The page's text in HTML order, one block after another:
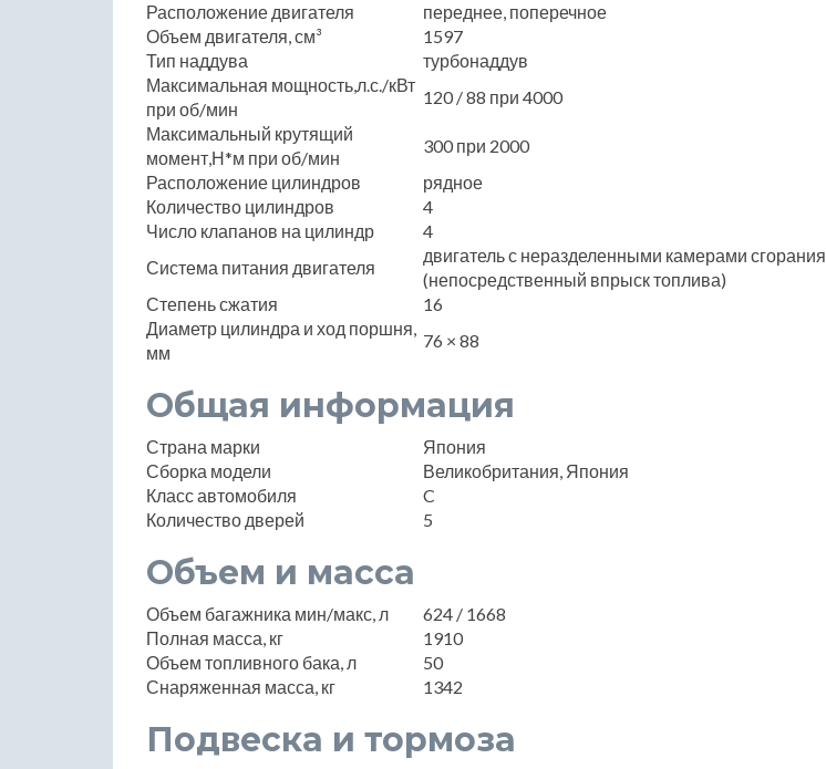
Расположение двигателя
переднее, поперечное
Объем двигателя, см³
1597
Тип наддува
турбонаддув
Максимальная мощность,л.с./кВт
при об/мин
120 / 88 при 4000
Максимальный крутящий
момент,Н*м при об/мин
300 при 2000
Расположение цилиндров
рядное
Количество цилиндров
4
Число клапанов на цилиндр
4
Система питания двигателя
двигатель с неразделенными камерами сгорания
(непосредственный впрыск топлива)
Степень сжатия
16
Диаметр цилиндра и ход поршня,
мм
76 × 88
Общая информация
Страна марки
Япония
Сборка модели
Великобритания, Япония
Класс автомобиля
C
Количество дверей
5
Объем и масса
Объем багажника мин/макс, л
624 / 1668
Полная масса, кг
1910
Объем топливного бака, л
50
Снаряженная масса, кг
1342
Подвеска и тормоза